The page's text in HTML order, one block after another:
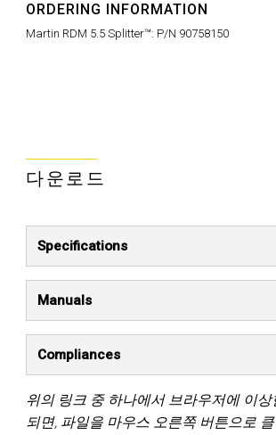
ORDERING INFORMATION
Martin RDM 5.5 Splitter™: P/N 90758150
다운로드
Specifications
Manuals
Compliances
위의 링크 중 하나에서 브라우저에 이
되면, 파일을 마우스 오른쪽 버튼으로